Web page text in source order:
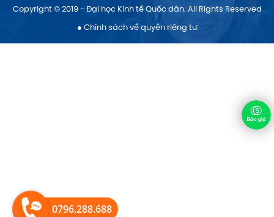
Copyright © 2019 - Đại học Kinh tế Quốc dân. All Rights Reserved
● Chính sách về quyền riêng tư
0796.288.688